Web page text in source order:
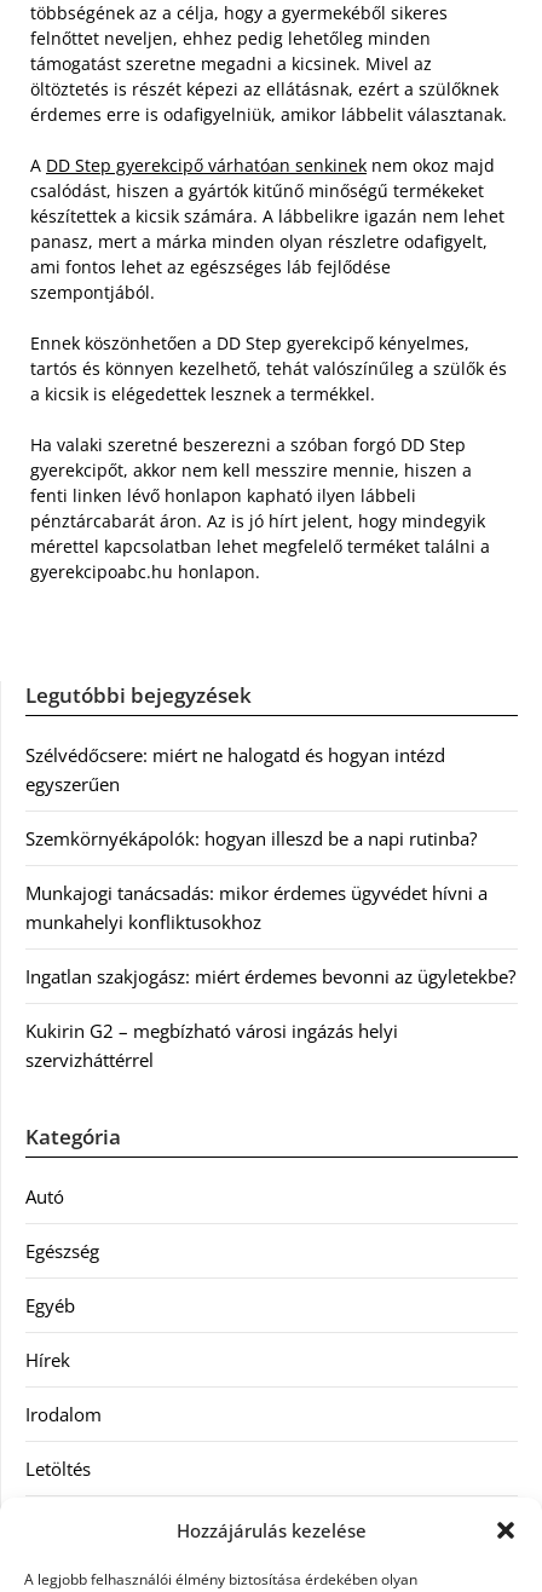
Hozzájárulás kezelése
A legjobb felhasználói élmény biztosítása érdekében olyan
többségének az a célja, hogy a gyermekéből sikeres
felnőttet neveljen, ehhez pedig lehetőleg minden
támogatást szeretne megadni a kicsinek. Mivel az
öltöztetés is részét képezi az ellátásnak, ezért a szülőknek
érdemes erre is odafigyelniük, amikor lábbelit választanak.
A DD Step gyerekcipő várhatóan senkinek nem okoz majd
csalódást, hiszen a gyártók kitűnő minőségű termékeket
készítettek a kicsik számára. A lábbelikre igazán nem lehet
panasz, mert a márka minden olyan részletre odafigyelt,
ami fontos lehet az egészséges láb fejlődése
szempontjából.
Ennek köszönhetően a DD Step gyerekcipő kényelmes,
tartós és könnyen kezelhető, tehát valószínűleg a szülők és
a kicsik is elégedettek lesznek a termékkel.
Ha valaki szeretné beszerezni a szóban forgó DD Step
gyerekcipőt, akkor nem kell messzire mennie, hiszen a
fenti linken lévő honlapon kapható ilyen lábbeli
pénztárcabarát áron. Az is jó hírt jelent, hogy mindegyik
mérettel kapcsolatban lehet megfelelő terméket találni a
gyerekcipoabc.hu honlapon.
Legutóbbi bejegyzések
Szélvédőcsere: miért ne halogatd és hogyan intézd
egyszerűen
Szemkörnyékápolók: hogyan illeszd be a napi rutinba?
Munkajogi tanácsadás: mikor érdemes ügyvédet hívni a
munkahelyi konfliktusokhoz
Ingatlan szakjogász: miért érdemes bevonni az ügyletekbe?
Kukirin G2 – megbízható városi ingázás helyi
szervizháttérrel
Kategória
Autó
Egészség
Egyéb
Hírek
Irodalom
Letöltés
SEO